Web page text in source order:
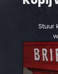
Stuur